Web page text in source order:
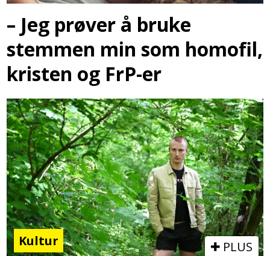
– Jeg prøver å bruke
stemmen min som homofil,
kristen og FrP-er
Kultur PLUS